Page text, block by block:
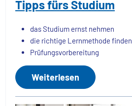
Tipps fürs Studium
das Studium ernst nehmen
die richtige Lernmethode finden
Prüfungsvorbereitung
Weiterlesen